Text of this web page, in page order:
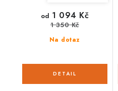
Na dotaz
od 1 094 Kč
1 350 Kč